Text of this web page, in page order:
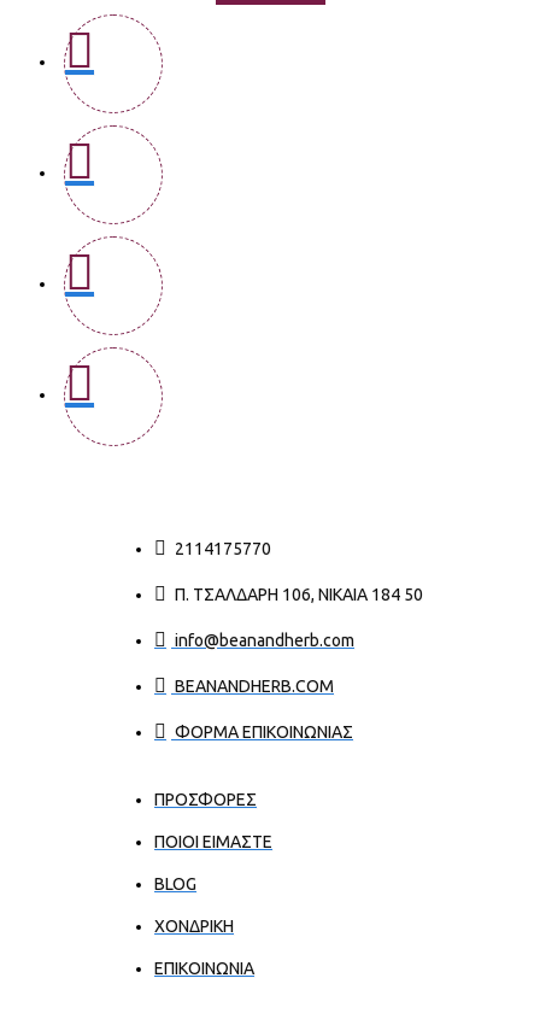
2114175770
Π. ΤΣΑΛΔΆΡΗ 106, ΝΊΚΑΙΑ 184 50
info@beanandherb.com
BEANANDHERB.COM
ΦΟΡΜΑ ΕΠΙΚΟΙΝΩΝΙΑΣ
ΠΡΟΣΦΟΡΕΣ
ΠΟΙΟΙ ΕΊΜΑΣΤΕ
BLOG
ΧΟΝΔΡΙΚΉ
ΕΠΙΚΟΙΝΩΝΊΑ